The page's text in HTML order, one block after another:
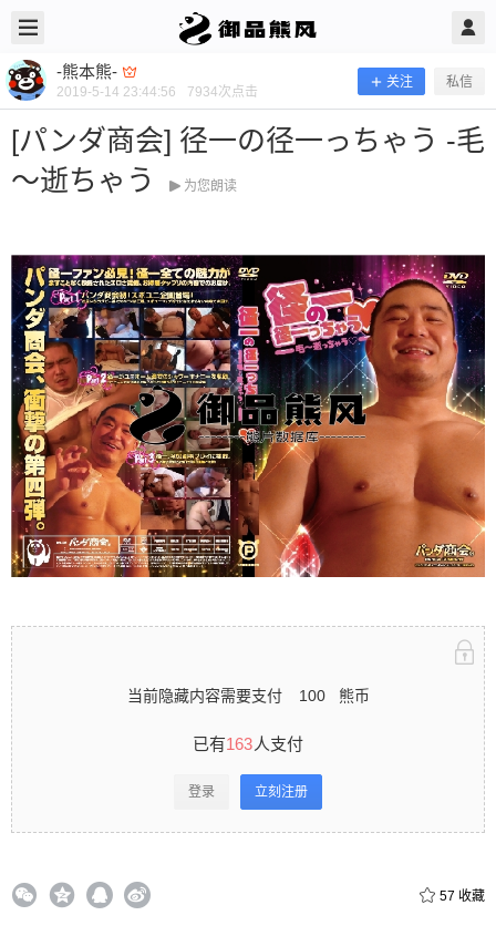
-熊本熊-
2019-5-14 23:44:56 7934次点击
关注 私信
[パンダ商会] 径一の径一っちゃう -毛
～逝ちゃう
为您朗读
当前隐藏内容需要支付 100 熊币
已有163人支付
登录 立刻注册
57 收藏
-熊本熊- @ 御品熊风 2019/5/14
[パンダ商会] 径一の径一っちゃう -毛
～逝ちゃう
当前隐藏内容需要支付100熊币 已有163人支付 登
录立刻注册 0 收藏